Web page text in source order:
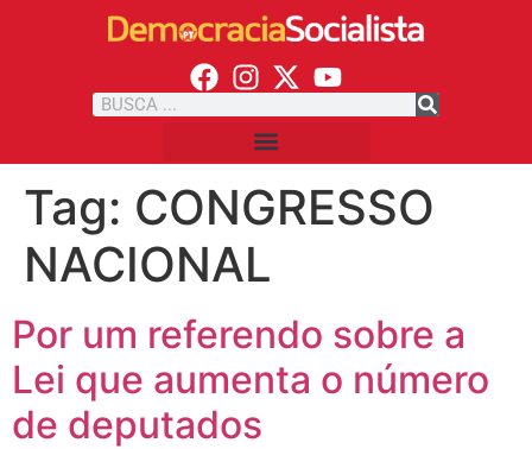
Tag: CONGRESSO
NACIONAL
Por um referendo sobre a
Lei que aumenta o número
de deputados